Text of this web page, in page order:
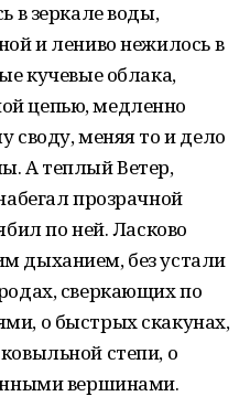
в зеркале воды,
и лениво нежилось в
кучевые облака,
цепью, медленно
своду, меняя то и дело
А теплый Ветер,
прозрачной
по ней. Ласково
дыханием, без устали
сверкающих по
о быстрых скакунах,
степи, о
вершинами.